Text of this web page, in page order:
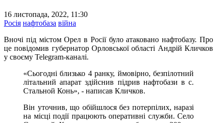
16 листопада, 2022, 11:30
Росія нафтобаза війна
Вночі під містом Орел в Росії було атаковано нафтобазу. Про
це повідомив губернатор Орловської області Андрій Кличков
у своєму Telegram-каналі.
«Сьогодні близько 4 ранку, ймовірно, безпілотний
літальний апарат здійснив підрив нафтобази в с.
Стальной Конь», - написав Кличков.
Він уточнив, що обійшлося без потерпілих, наразі
на місці події працюють оперативні служби. Село